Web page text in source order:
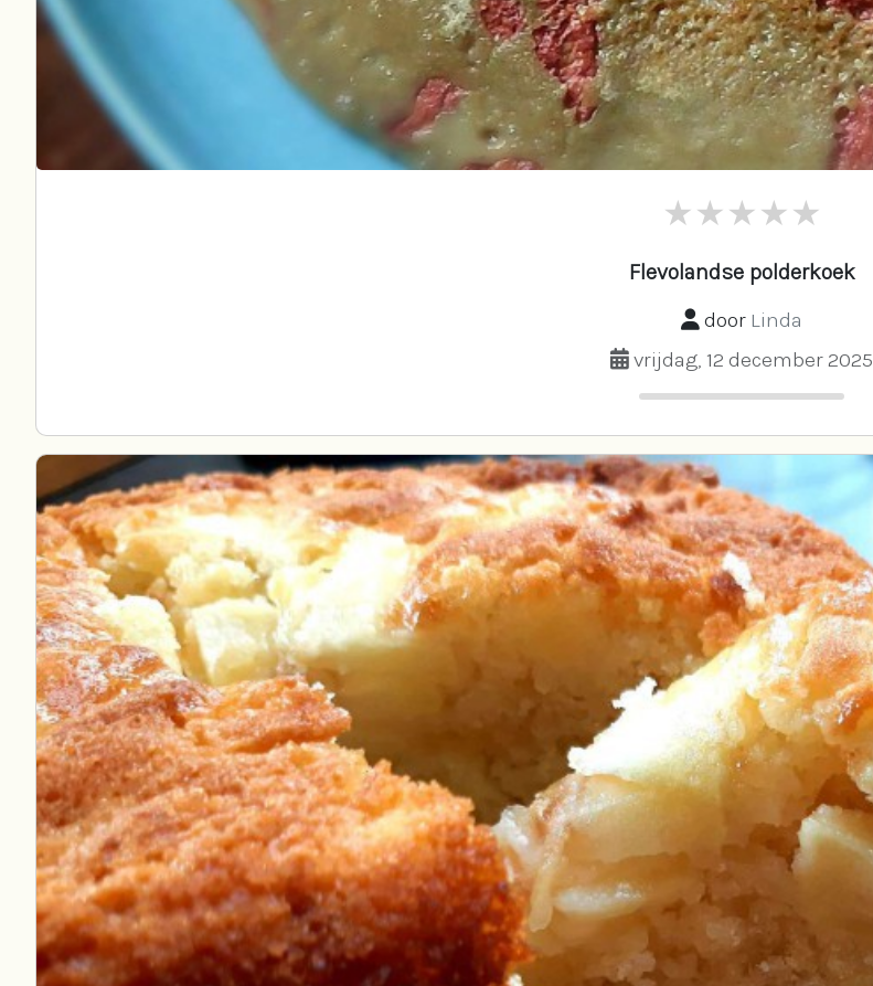
Flevolandse polderkoek
door Linda
vrijdag, 12 december 2025